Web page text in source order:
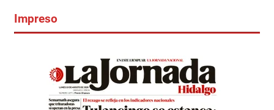
Impreso